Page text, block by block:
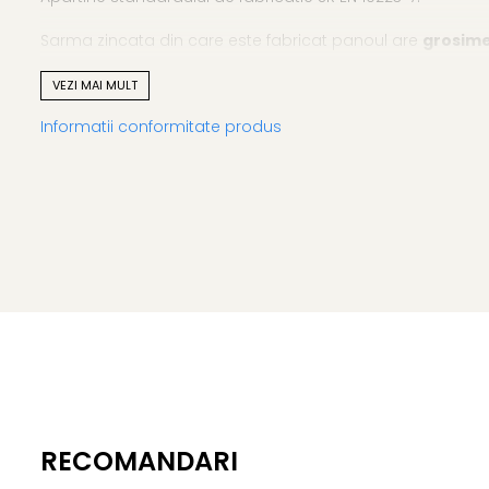
Sarma zincata din care este fabricat panoul are
ajungand la o inaltime totala de 1500 mm ± 4 mm.
mm.
Poti fixa acest panou cu stalpi si cleme de prindere.
VEZI MAI MULT
Informatii conformitate produs
RECOMANDARI